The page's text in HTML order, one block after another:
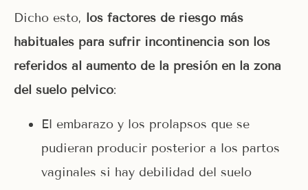
Dicho esto, los factores de riesgo más
habituales para sufrir incontinencia son los
referidos al aumento de la presión en la zona
del suelo pélvico:
El embarazo y los prolapsos que se
pudieran producir posterior a los partos
vaginales si hay debilidad del suelo